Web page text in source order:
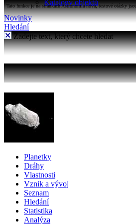
Katalogy objektů
Tato funkce je na stránkách Astronomia nová, testové otázky
Novinky
Hledání
Zadejte text, který chcete hledat
Planetky
Dráhy
Vlastnosti
Vznik a vývoj
Seznam
Hledání
Statistika
Analýza